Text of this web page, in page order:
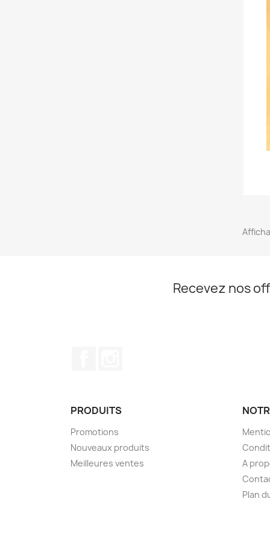
Recevez nos
PRODUITS
Promotions
Nouveaux produits
Meilleures ventes
A
Plan